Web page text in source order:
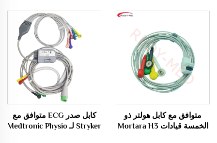
Spo2 بـ 9 دبابيس Oximax
/Probe، كابل أوكسيميتري
S10/S12
متوافق مع كابل هولتر ذو
الخمسة قيادات Mortara H3
كابل صدر ECG متوافق مع
Stryker لـ Medtronic Physio